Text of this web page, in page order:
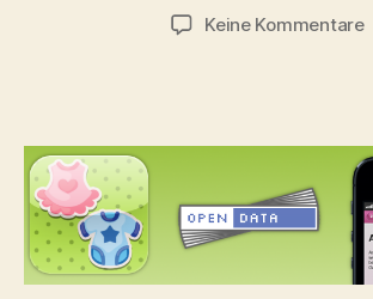
Keine Kommentarezu